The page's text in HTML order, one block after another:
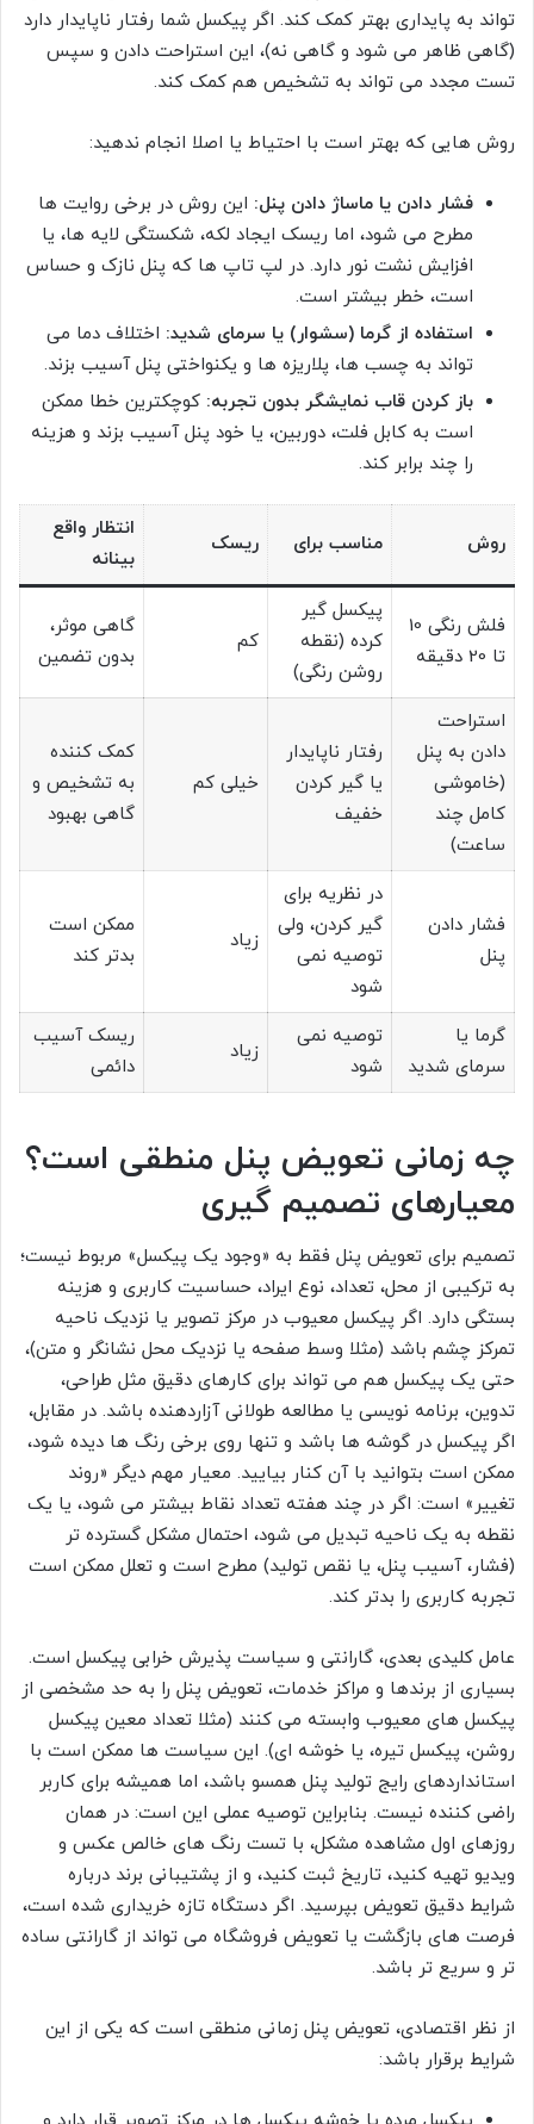
تواند به پایداری بهتر کمک کند. اگر پیکسل شما رفتار ناپایدار دارد
(گاهی ظاهر می شود و گاهی نه)، این استراحت دادن و سپس
تست مجدد می تواند به تشخیص هم کمک کند.
روش هایی که بهتر است با احتیاط یا اصلا انجام ندهید:
فشار دادن یا ماساژ دادن پنل: این روش در برخی روایت ها
مطرح می شود، اما ریسک ایجاد لکه، شکستگی لایه ها، یا
افزایش نشت نور دارد. در لپ تاپ ها که پنل نازک و حساس
است، خطر بیشتر است.
استفاده از گرما (سشوار) یا سرمای شدید: اختلاف دما می
تواند به چسب ها، پلاریزه ها و یکنواختی پنل آسیب بزند.
باز کردن قاب نمایشگر بدون تجربه: کوچکترین خطا ممکن
است به کابل فلت، دوربین، یا خود پنل آسیب بزند و هزینه
را چند برابر کند.
روش مناسب برای ریسک
انتظار واقع
بینانه
فلش رنگی 10
تا 20 دقیقه
پیکسل گیر
کرده (نقطه
روشن رنگی)
کم
گاهی موثر،
بدون تضمین
استراحت
دادن به پنل
(خاموشی
کامل چند
ساعت)
رفتار ناپایدار
یا گیر کردن
خفیف
خیلی کم
کمک کننده
به تشخیص و
گاهی بهبود
فشار دادن
پنل
در نظریه برای
گیر کردن، ولی
توصیه نمی
شود
زیاد
ممکن است
بدتر کند
گرما یا
سرمای شدید
توصیه نمی
شود
زیاد
ریسک آسیب
دائمی
چه زمانی تعویض پنل منطقی است؟
معیارهای تصمیم گیری
تصمیم برای تعویض پنل فقط به «وجود یک پیکسل» مربوط نیست؛
به ترکیبی از محل، تعداد، نوع ایراد، حساسیت کاربری و هزینه
بستگی دارد. اگر پیکسل معیوب در مرکز تصویر یا نزدیک ناحیه
تمرکز چشم باشد (مثلا وسط صفحه یا نزدیک محل نشانگر و متن)،
حتی یک پیکسل هم می تواند برای کارهای دقیق مثل طراحی،
تدوین، برنامه نویسی یا مطالعه طولانی آزاردهنده باشد. در مقابل،
اگر پیکسل در گوشه ها باشد و تنها روی برخی رنگ ها دیده شود،
ممکن است بتوانید با آن کنار بیایید. معیار مهم دیگر «روند
تغییر» است: اگر در چند هفته تعداد نقاط بیشتر می شود، یا یک
نقطه به یک ناحیه تبدیل می شود، احتمال مشکل گسترده تر
(فشار، آسیب پنل، یا نقص تولید) مطرح است و تعلل ممکن است
تجربه کاربری را بدتر کند.
عامل کلیدی بعدی، گارانتی و سیاست پذیرش خرابی پیکسل است.
بسیاری از برندها و مراکز خدمات، تعویض پنل را به حد مشخصی از
پیکسل های معیوب وابسته می کنند (مثلا تعداد معین پیکسل
روشن، پیکسل تیره، یا خوشه ای). این سیاست ها ممکن است با
استانداردهای رایج تولید پنل همسو باشد، اما همیشه برای کاربر
راضی کننده نیست. بنابراین توصیه عملی این است: در همان
روزهای اول مشاهده مشکل، با تست رنگ های خالص عکس و
ویدیو تهیه کنید، تاریخ ثبت کنید، و از پشتیبانی برند درباره
شرایط دقیق تعویض بپرسید. اگر دستگاه تازه خریداری شده است،
فرصت های بازگشت یا تعویض فروشگاه می تواند از گارانتی ساده
تر و سریع تر باشد.
از نظر اقتصادی، تعویض پنل زمانی منطقی است که یکی از این
شرایط برقرار باشد: